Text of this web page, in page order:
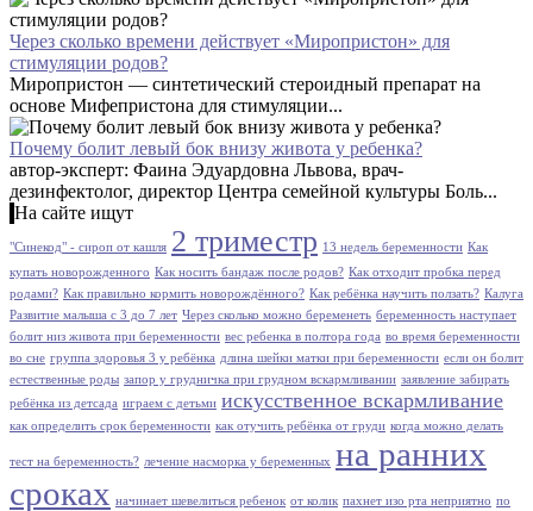
Через сколько времени действует «Миропристон» для
стимуляции родов?
Миропристон — синтетический стероидный препарат на
основе Мифепристона для стимуляции...
Почему болит левый бок внизу живота у ребенка?
автор-эксперт: Фаина Эдуардовна Львова, врач-
дезинфектолог, директор Центра семейной культуры Боль...
На сайте ищут
"Синекод" - сироп от кашля 2 триместр 13 недель беременности Как
купать новорожденного Как носить бандаж после родов? Как отходит пробка перед
родами? Как правильно кормить новорождённого? Как ребёнка научить ползать? Калуга
Развитие малыша с 3 до 7 лет Через сколько можно беременеть беременность наступает
болит низ живота при беременности вес ребенка в полтора года во время беременности
во сне группа здоровья 3 у ребёнка длина шейки матки при беременности если он болит
естественные роды запор у грудничка при грудном вскармливании заявление забирать
ребёнка из детсада играем с детьми искусственное вскармливание
как определить срок беременности как отучить ребёнка от груди когда можно делать
тест на беременность? лечение насморка у беременных на ранних
сроках начинает шевелиться ребенок от колик пахнет изо рта неприятно по